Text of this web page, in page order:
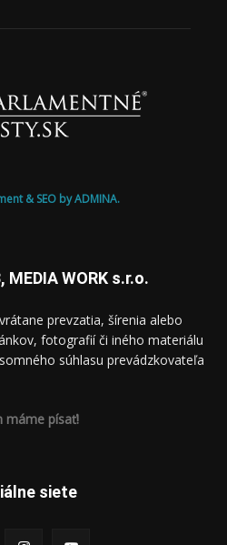
& SEO by ADMINA.
WORK s.r.o.
prevzatia, šírenia alebo
fotografií či iného materiálu
súhlasu prevádzkovateľa
máme písať!
siete